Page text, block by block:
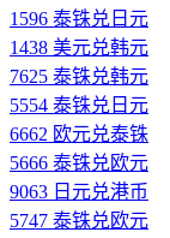
1596 泰铢兑日元
1438 美元兑韩元
7625 泰铢兑韩元
5554 泰铢兑日元
6662 欧元兑泰铢
5666 泰铢兑欧元
9063 日元兑港币
5747 泰铢兑欧元